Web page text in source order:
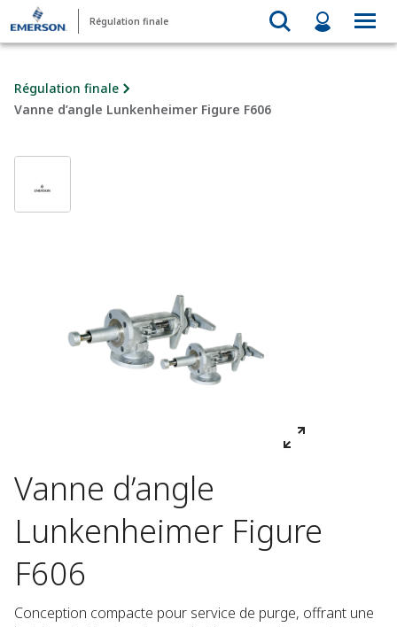
Régulation finale
Régulation finale
Vanne d’angle Lunkenheimer Figure F606
Vanne d’angle
Lunkenheimer Figure
F606
Conception compacte pour service de purge, offrant une